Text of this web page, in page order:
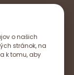
o našich
stránok, na
k tomu, aby